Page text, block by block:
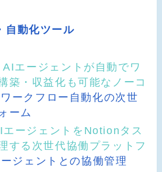
自動化ツール
エージェントが自動でワ
築・収益化も可能なノーコ
ークフロー自動化の次世
ーム
ージェントをNotionタス
する次世代協働プラットフ
ジェントとの協働管理